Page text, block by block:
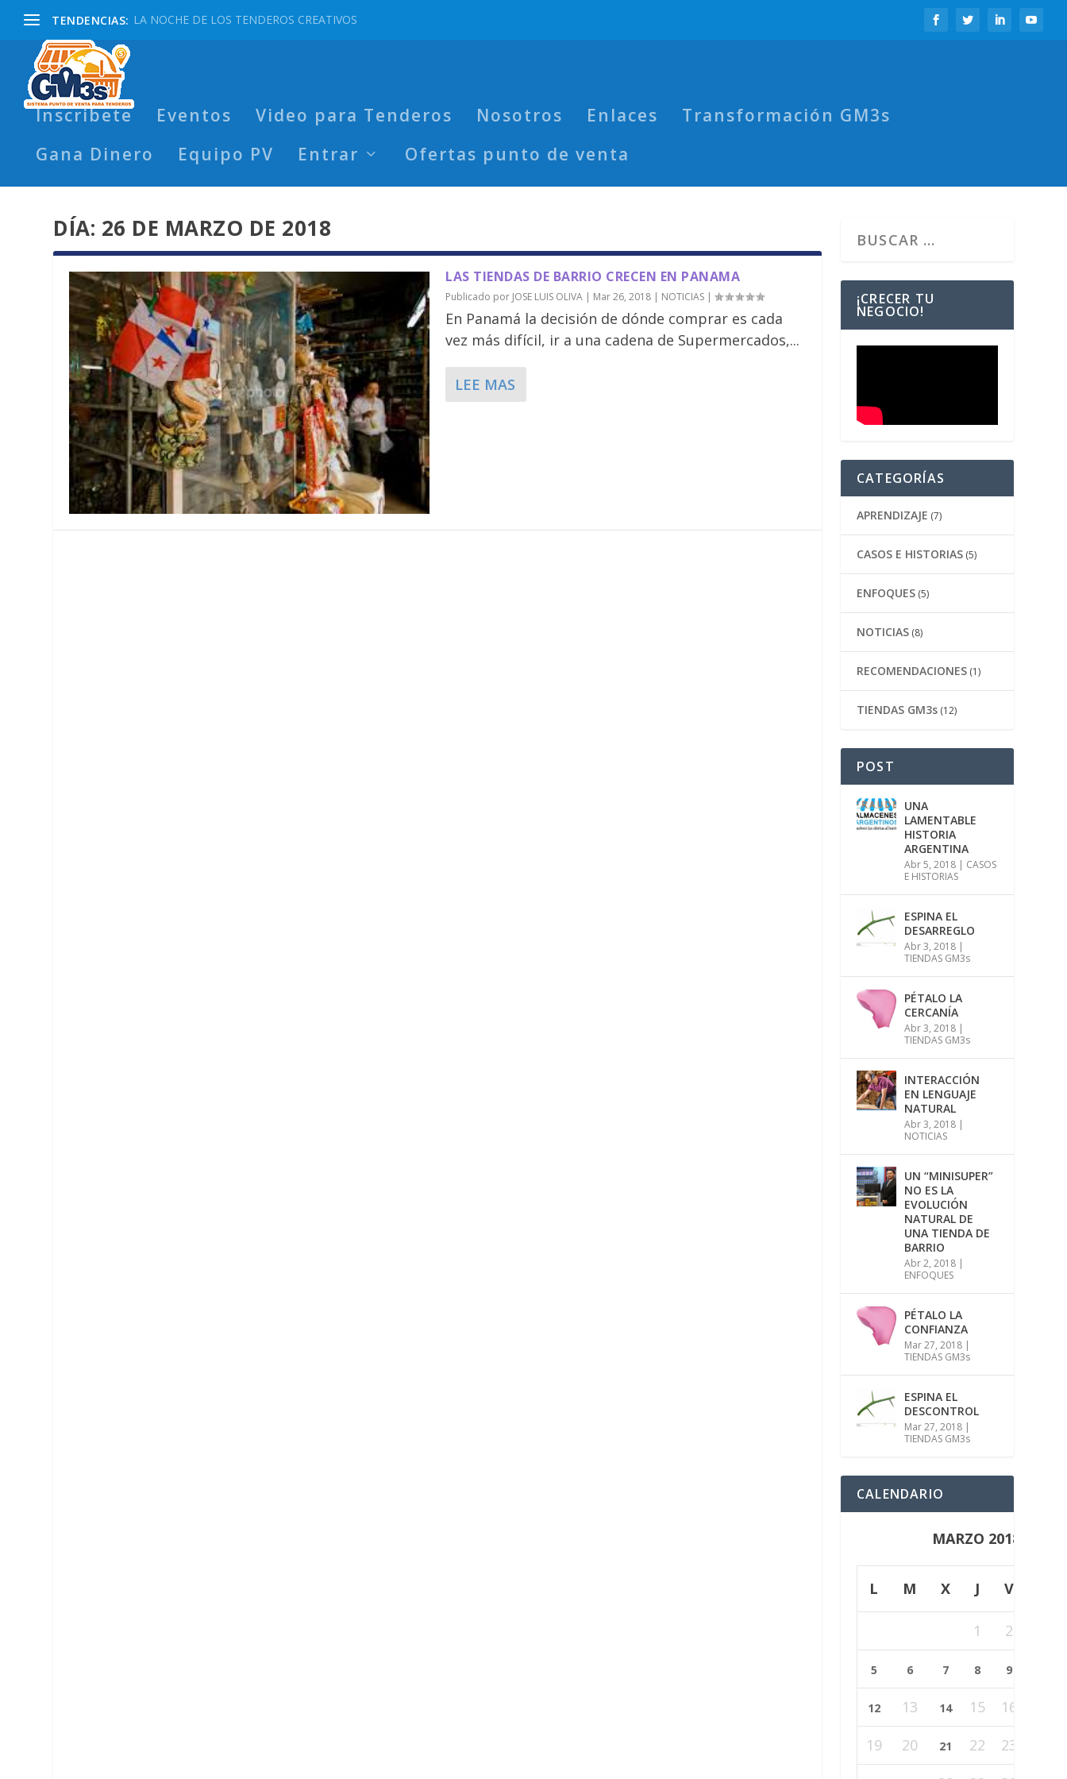
TENDENCIAS: LA NOCHE DE LOS TENDEROS CREATIVOS
Inscribete Eventos Video para Tenderos Nosotros Enlaces
Transformación GM3s
Gana Dinero
Equipo PV Entrar Ofertas punto de venta
DÍA: 26 DE MARZO DE 2018
LAS TIENDAS DE BARRIO CRECEN EN PANAMA
Publicado por JOSE LUIS OLIVA | Mar 26, 2018 | NOTICIAS |
En Panamá la decisión de dónde comprar es cada
vez más difícil, ir a una cadena de Supermercados,...
LEE MAS
¡CRECER TU
NEGOCIO!
CATEGORÍAS
APRENDIZAJE (7)
CASOS E HISTORIAS(5)
ENFOQUES(5)
NOTICIAS(8)
RECOMENDACIONES(1)
TIENDAS GM3s(12)
POST
UNA
LAMENTABLE
HISTORIA
ARGENTINA
Abr 5, 2018| CASOS
E HISTORIAS
ESPINA EL
DESARREGLO
Abr 3, 2018|
TIENDAS GM3s
PÉTALO LA
CERCANÍA
Abr 3, 2018|
TIENDAS GM3s
INTERACCIÓN
EN LENGUAJE
NATURAL
Abr 3, 2018|
NOTICIAS
UN “MINISUPER”
NO ES LA
EVOLUCIÓN
NATURAL DE
UNA TIENDA DE
BARRIO
Abr 2, 2018|
ENFOQUES
PÉTALO LA
CONFIANZA
Mar 27, 2018|
TIENDAS GM3s
ESPINA EL
DESCONTROL
Mar 27, 2018|
TIENDAS GM3s
CALENDARIO
MARZO 2018
L M X J V
1 2
5 6 7 8 9
12 13 14 15 16
19
20 21 22 23